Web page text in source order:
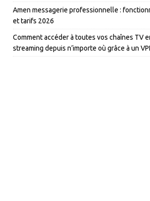
Amen messagerie professionnelle :
et tarifs 2026
Comment accéder à toutes vos chaînes TV
streaming depuis n’importe où grâce à un